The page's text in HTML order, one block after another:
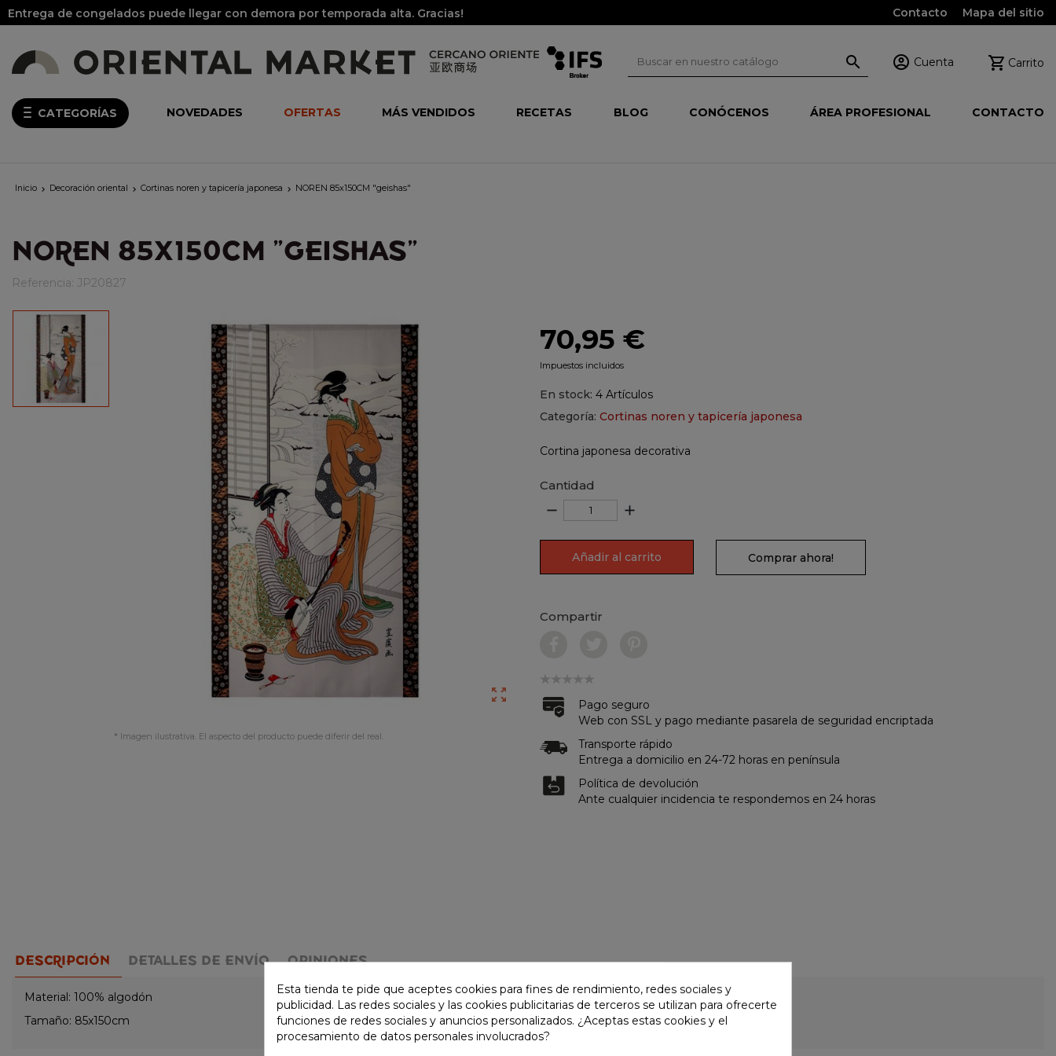
Entrega de congelados puede llegar con demora por temporada alta. Gracias! Contacto Mapa del sitio
  Cuenta  Carrito
CATEGORÍAS NOVEDADES OFERTAS MÁS VENDIDOS RECETAS BLOG CONÓCENOS ÁREA PROFESIONAL CONTACTO
Inicio  Decoración oriental  Cortinas noren y tapicería japonesa  NOREN 85x150CM "geishas"
NOREN 85X150CM "GEISHAS"
Referencia: JP20827

* Imagen ilustrativa. El aspecto del producto puede diferir del real.
70,95 €
Impuestos incluidos
En stock: 4 Artículos
Categoría: Cortinas noren y tapicería japonesa
Cortina japonesa decorativa
Cantidad
remove add
Añadir al carrito Comprar ahora!
Compartir
Pago seguro
Web con SSL y pago mediante pasarela de seguridad encriptada
Transporte rápido
Entrega a domicilio en 24-72 horas en península
Política de devolución
Ante cualquier incidencia te respondemos en 24 horas
DESCRIPCIÓN DETALLES DE ENVÍO OPINIONES
Material: 100% algodón
Tamaño: 85x150cm
Esta tienda te pide que aceptes cookies para fines de rendimiento, redes sociales y
publicidad. Las redes sociales y las cookies publicitarias de terceros se utilizan para ofrecerte
funciones de redes sociales y anuncios personalizados. ¿Aceptas estas cookies y el
procesamiento de datos personales involucrados?